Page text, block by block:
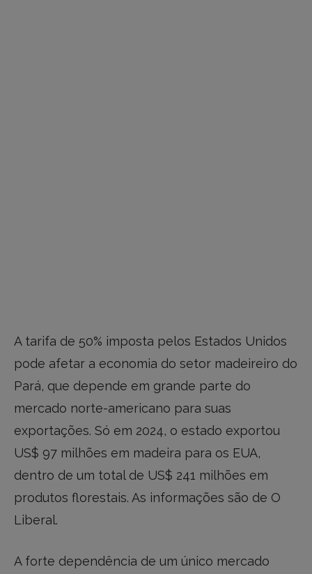
A tarifa de 50% imposta pelos Estados Unidos
pode afetar a economia do setor madeireiro do
Pará, que depende em grande parte do
mercado norte-americano para suas
exportações. Só em 2024, o estado exportou
US$ 97 milhões em madeira para os EUA,
dentro de um total de US$ 241 milhões em
produtos florestais. As informações são de O
Liberal.
A forte dependência de um único mercado